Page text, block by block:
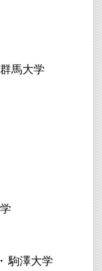
群馬大学
駒澤大学